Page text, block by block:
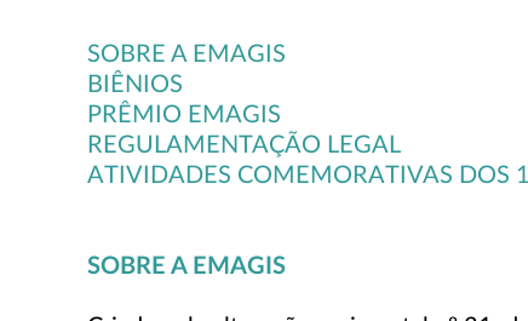
SOBRE A EMAGIS
BIÊNIOS
PRÊMIO EMAGIS
REGULAMENTAÇÃO LEGAL
ATIVIDADES COMEMORATIVAS DOS
SOBRE A EMAGIS